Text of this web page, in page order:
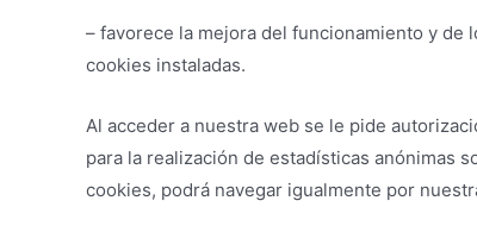
– favorece la mejora del funcionamiento y
cookies instaladas.
Al acceder a nuestra web se le pide
para la realización de estadísticas anónimas
cookies, podrá navegar igualmente por